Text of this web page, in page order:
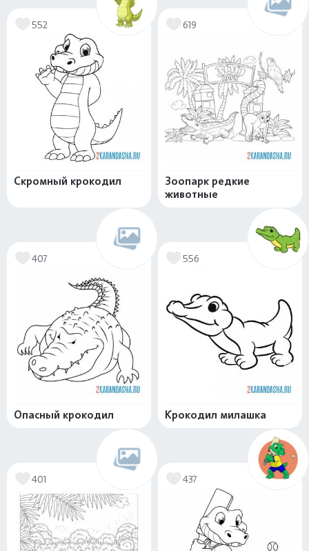
552
Скромный крокодил
619
Зоопарк редкие
животные
407
Опасный крокодил
556
Крокодил милашка
401 437